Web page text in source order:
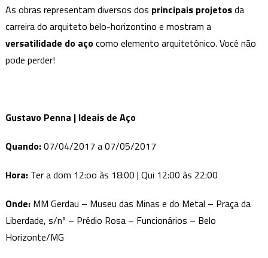
As obras representam diversos dos principais projetosda
carreira do arquiteto belo-horizontino e mostram a
versatilidade do açocomo elemento arquitetônico. Você não
pode perder!
Gustavo Penna | Ideais de Aço
Quando:07/04/2017 a 07/05/2017
Hora: Ter a dom 12:oo às 18:00 | Qui 12:00 às 22:00
Onde:MM Gerdau – Museu das Minas e do Metal – Praça da
Liberdade, s/nº – Prédio Rosa – Funcionários – Belo
Horizonte/MG